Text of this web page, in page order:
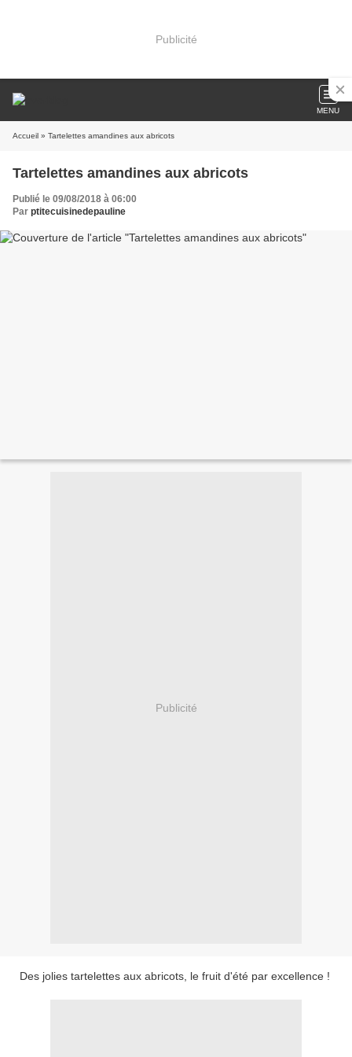
Publicité
MENU
Accueil » Tartelettes amandines aux abricots
Tartelettes amandines aux abricots
Publié le 09/08/2018 à 06:00
Par ptitecuisinedepauline
Publicité
Des jolies tartelettes aux abricots, le fruit d'été par excellence !